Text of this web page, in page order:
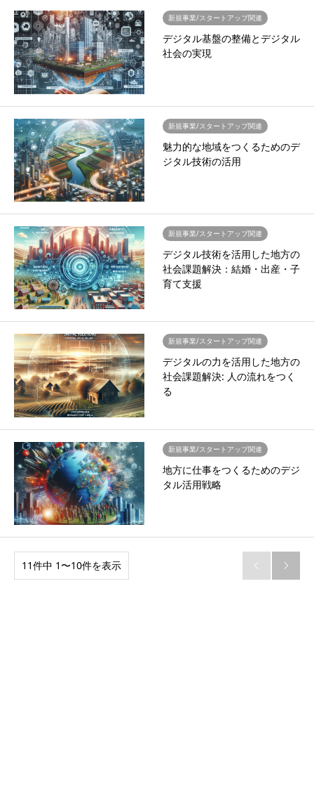
新規事業/スタートアップ関連
デジタル基盤の整備とデジタル
社会の実現
新規事業/スタートアップ関連
魅力的な地域をつくるためのデ
ジタル技術の活用
新規事業/スタートアップ関連
デジタル技術を活用した地方の
社会課題解決：結婚・出産・子
育て支援
新規事業/スタートアップ関連
デジタルの力を活用した地方の
社会課題解決: 人の流れをつく
る
新規事業/スタートアップ関連
地方に仕事をつくるためのデジ
タル活用戦略
11件中 1〜10件を表示  